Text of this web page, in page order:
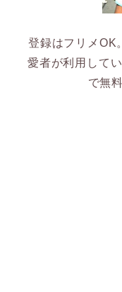
登録はフリメOK
愛者が利用して
で無